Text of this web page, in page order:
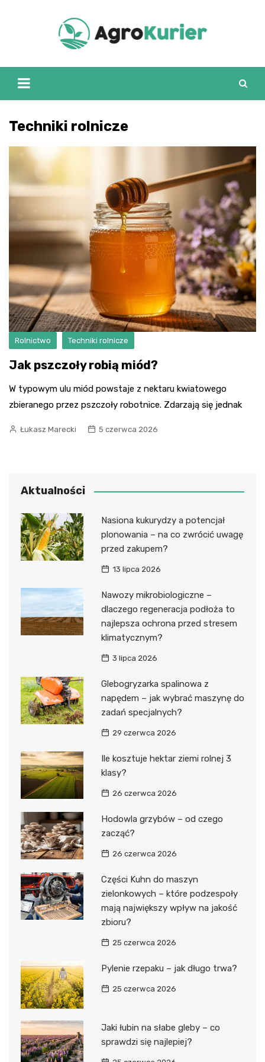
Techniki rolnicze
Rolnictwo Techniki rolnicze
Jak pszczoły robią miód?
W typowym ulu miód powstaje z nektaru kwiatowego
zbieranego przez pszczoły robotnice. Zdarzają się jednak
Łukasz Marecki 5 czerwca 2026
Aktualności
Nasiona kukurydzy a potencjał
plonowania – na co zwrócić uwagę
przed zakupem?
13 lipca 2026
Nawozy mikrobiologiczne –
dlaczego regeneracja podłoża to
najlepsza ochrona przed stresem
klimatycznym?
3 lipca 2026
Glebogryzarka spalinowa z
napędem – jak wybrać maszynę do
zadań specjalnych?
29 czerwca 2026
Ile kosztuje hektar ziemi rolnej 3
klasy?
26 czerwca 2026
Hodowla grzybów – od czego
zacząć?
26 czerwca 2026
Części Kuhn do maszyn
zielonkowych – które podzespoły
mają największy wpływ na jakość
zbioru?
25 czerwca 2026
Pylenie rzepaku – jak długo trwa?
25 czerwca 2026
Jaki łubin na słabe gleby – co
sprawdzi się najlepiej?